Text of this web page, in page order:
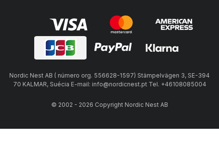
Nordic Nest AB ( número org. 556628-1597) Stämpelvägen 3, SE-394
70 KALMAR, Suécia E-mail: info@nordicnest.pt Tel. +46108085004
© 2002 - 2026 Copyright Nordic Nest AB